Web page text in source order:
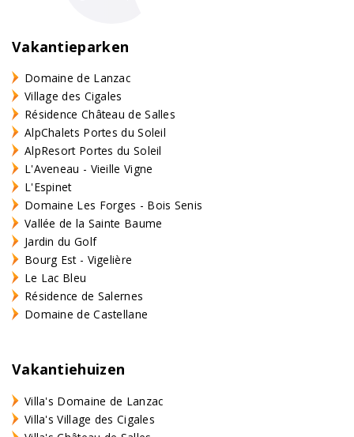
Vakantieparken
Domaine de Lanzac
Village des Cigales
Résidence Château de Salles
AlpChalets Portes du Soleil
AlpResort Portes du Soleil
L'Aveneau - Vieille Vigne
L'Espinet
Domaine Les Forges - Bois Senis
Vallée de la Sainte Baume
Jardin du Golf
Bourg Est - Vigelière
Le Lac Bleu
Résidence de Salernes
Domaine de Castellane
Vakantiehuizen
Villa's Domaine de Lanzac
Villa's Village des Cigales